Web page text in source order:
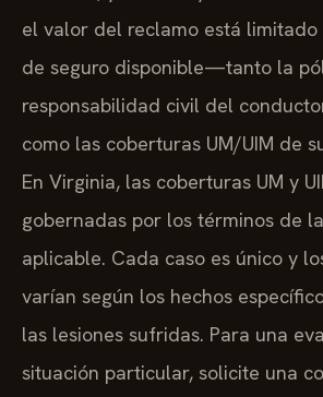
el valor del reclamo está
de seguro disponible—tanto la
responsabilidad civil del
como las coberturas UM/UIM de
En Virginia, las coberturas UM y
gobernadas por los términos de
aplicable. Cada caso es único y
varían según los hechos
las lesiones sufridas. Para una
situación particular, solicite una